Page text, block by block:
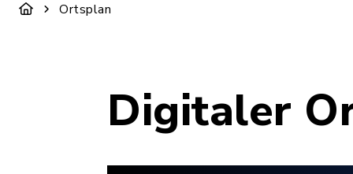
Ortsplan
Digitaler